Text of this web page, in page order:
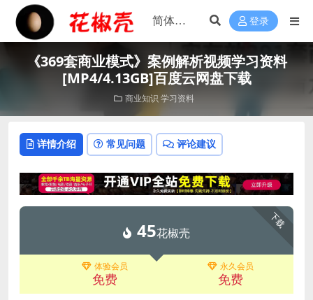
登录
《369套商业模式》案例解析视频学习资料
[MP4/4.13GB]百度云网盘下载
商业知识 学习资料
详情介绍 常见问题 评论建议
下载
45花椒壳
体验会员
免费
永久会员
免费